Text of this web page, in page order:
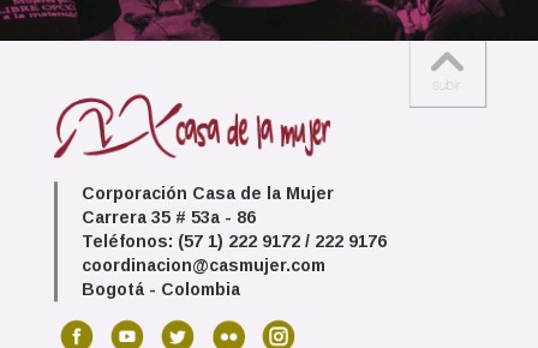
Corporación Casa de la Mujer
Carrera 35 # 53a - 86
Teléfonos: (57 1) 222 9172 / 222 9176
coordinacion@casmujer.com
Bogotá - Colombia